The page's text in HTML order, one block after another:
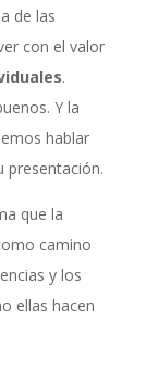
de las
con el valor
.
Y la
hablar
presentación.
que la
camino
y los
ellas hacen